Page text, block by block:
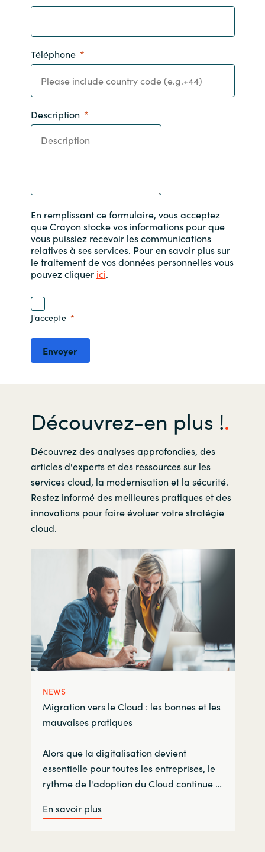
Téléphone
Description
En remplissant ce formulaire, vous acceptez
que Crayon stocke vos informations pour que
vous puissiez recevoir les communications
relatives à ses services. Pour en savoir plus sur
le traitement de vos données personnelles vous
pouvez cliquer ici.
J'accepte
Envoyer
Découvrez-en plus !
Découvrez des analyses approfondies, des
articles d'experts et des ressources sur les
services cloud, la modernisation et la sécurité.
Restez informé des meilleures pratiques et des
innovations pour faire évoluer votre stratégie
cloud.
NEWS
Migration vers le Cloud : les bonnes et les
mauvaises pratiques
Alors que la digitalisation devient
essentielle pour toutes les entreprises, le
rythme de l'adoption du Cloud continue …
En savoir plus